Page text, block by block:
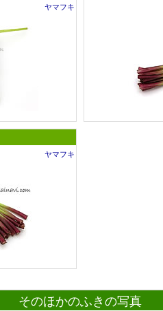
ヤマフキ
ヤマフキ
そのほかのふきの写真